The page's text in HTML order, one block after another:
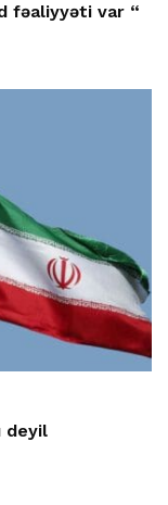
fəaliyyəti var “
deyil